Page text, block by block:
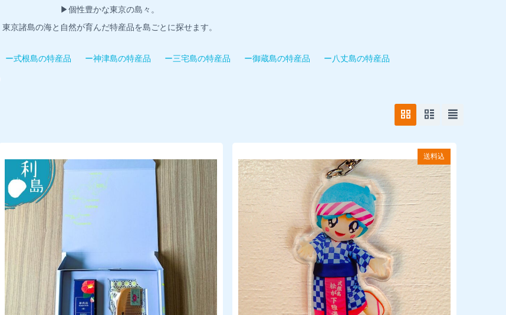
▶︎個性豊かな東京の島々。
東京諸島の海と自然が育んだ特産品を島ごとに探せます。
ー式根島の特産品 ー神津島の特産品 ー三宅島の特産品 ー御蔵島の特産品
ー八丈島の特産品
送料込